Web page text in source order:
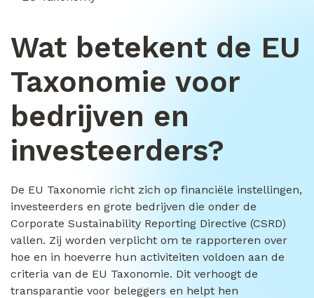
Wat betekent de EU
Taxonomie voor
bedrijven en
investeerders?
De EU Taxonomie richt zich op financiële instellingen,
investeerders en grote bedrijven die onder de
Corporate Sustainability Reporting Directive (CSRD)
vallen. Zij worden verplicht om te rapporteren over
hoe en in hoeverre hun activiteiten voldoen aan de
criteria van de EU Taxonomie. Dit verhoogt de
transparantie voor beleggers en helpt hen